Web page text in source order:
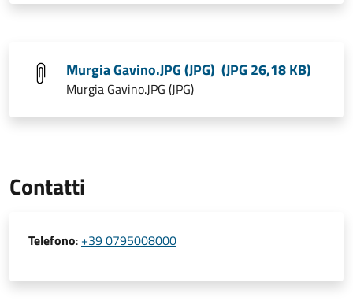
Murgia Gavino.JPG (JPG) (JPG 26,18 KB)
Murgia Gavino.JPG (JPG)
Contatti
Telefono: +39 0795008000